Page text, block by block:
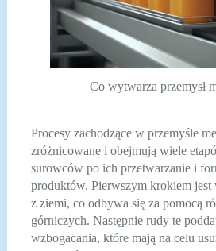
Co wytwarza przemysł
Procesy zachodzące w przemyśle
zróżnicowane i obejmują wiele
surowców po ich przetwarzanie i
produktów. Pierwszym krokiem
z ziemi, co odbywa się za pomocą
górniczych. Następnie rudy te
wzbogacania, które mają na celu